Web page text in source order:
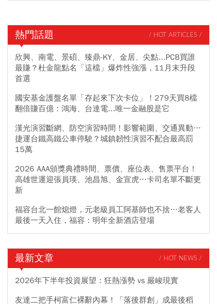
熱門話題 / HOT ARTICLES /
欣興、南電、景碩、臻鼎-KY、金居、尖點...PCB買誰
最賺？杜金龍點名「這檔」爆炸性強漲，11月末升段
首選
國安基金護盤名單「存起來下次卡位」！279天買8檔
翻倍賺百億：鴻海、台達電...唯一金融股是它
漢光演習斷網、防空演習時間！影響範圍、交通異動…
捷運台鐵高鐵公車停駛？城鎮韌性演習不配合最高罰
15萬
2026 AAA頒獎典禮時間、票價、座位表、售票平台！
高雄世運迎張員瑛、池昌旭、金宣虎…卡司名單不斷更
新
福容台北一館熄燈，元老級員工阿基師也不捨…老客人
最後一天入住，福容：明年全新酒店登場
最新文章 / HOT NEWS /
2026年下半年投資展望：狂熱漲勢 vs 嚴峻現實
友達二把手柯富仁裸辭內幕！「落後群創」成最後稻